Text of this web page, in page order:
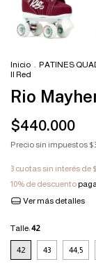
Inicio . PATINES
II Red
Rio
$440.000
Precio sin impuestos
3 cuotas sin interés de
10% de descuento
Ver más detalles
Talle:42
42 43 44,5